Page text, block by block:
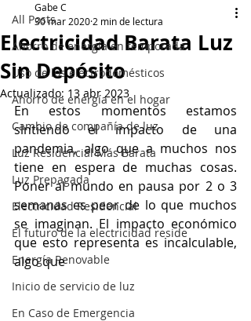
All Posts
Ahorro de energía en temporada
Uso de los electrodomésticos
Ahorro de energía en el hogar
Cambio de compañía de luz
Luz Residencial Más Barata
Luz Prepagada
Electricidad Residencial
El futuro de la electricidad reside
Energía Renovable
Inicio de servicio de luz
En Caso de Emergencia
Electricidad Barata Luz
Sin Depósito
Gabe C
30 mar 2020 2 min de lectura
Actualizado: 13 abr 2023
En estos momentos estamos
sintiendo el impacto de una
pandemia, algo que a muchos nos
tiene en espera de muchas cosas.
Poner al mundo en pausa por 2 o 3
semanas es peor de lo que muchos
se imaginan. El impacto económico
que esto representa es incalculable,
algo que